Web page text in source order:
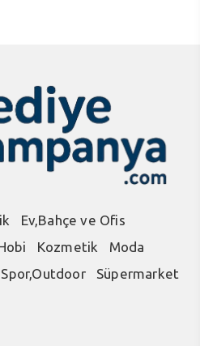
Ev,Bahçe ve Ofis
Kozmetik
Moda
Spor,Outdoor Süpermarket